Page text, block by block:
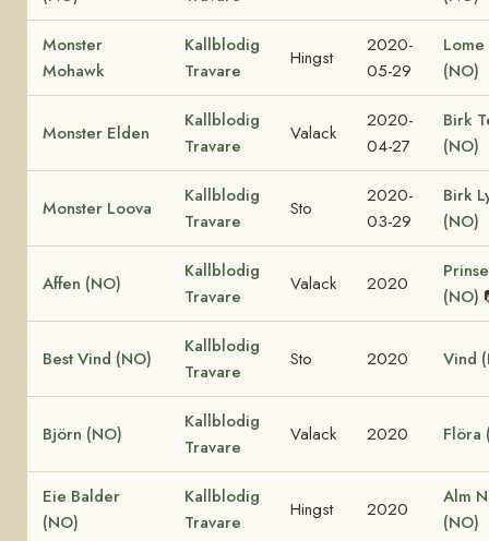
Monster
Mohawk
Kallblodig
Travare
Hingst
2020-
05-29
Lome
(NO)
Monster Elden
Kallblodig
Travare
Valack
2020-
04-27
Birk
(NO)
Monster Loova
Kallblodig
Travare
Sto
2020-
03-29
Birk
(NO)
Affen (NO)
Kallblodig
Travare
Valack 2020
(NO)
Best Vind (NO)
Kallblodig
Travare
Sto 2020 Vind
Björn (NO)
Kallblodig
Travare
Valack 2020 Flöra
Eie Balder
(NO)
Kallblodig
Travare
Hingst 2020
Alm
(NO)